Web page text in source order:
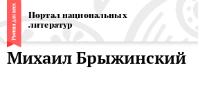
Портал национальных
литератур
Михаил Брыжинский